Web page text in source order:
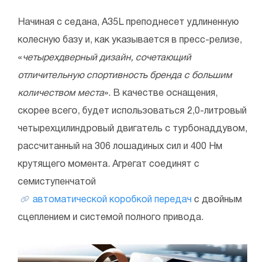
Начиная с седана, A35L преподнесет удлиненную
колесную базу и, как указывается в пресс-релизе,
« четырехдверный дизайн, сочетающий
отличительную спортивность бренда с большим
количеством места». В качестве оснащения,
скорее всего, будет использоваться 2,0-литровый
четырехцилиндровый двигатель с турбонаддувом,
рассчитанный на 306 лошадиных сил и 400 Нм
крутящего момента. Агрегат соединят с
семиступенчатой
автоматической коробкой передач с двойным
сцеплением и системой полного привода.